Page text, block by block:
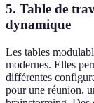
5. Table de
dynamique
Les tables
modernes. Elles
différentes
pour une réunion,